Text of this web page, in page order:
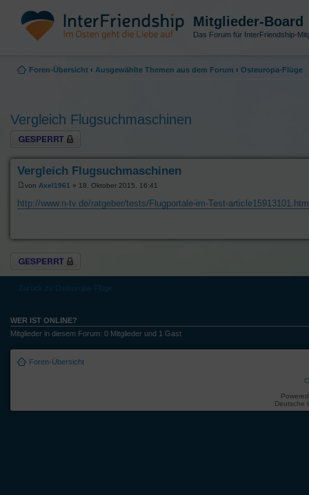
Mitglieder-Board
Das Forum für InterFriendship-
Foren-Übersicht ‹ Ausgewählte Themen aus dem Forum ‹ Osteuropa-Flüge
Vergleich Flugsuchmaschinen
Thema gesperrt
Vergleich Flugsuchmaschinen
von Axel1961 » 18. Oktober 2015, 16:41
http://www.n-tv.de/ratgeber/tests/Flugportale-im-Test-
Thema gesperrt
Zurück zu Osteuropa-Flüge
WER IST ONLINE?
Mitglieder in diesem Forum: 0 Mitglieder und 1 Gast
Foren-Übersicht
Deutsche